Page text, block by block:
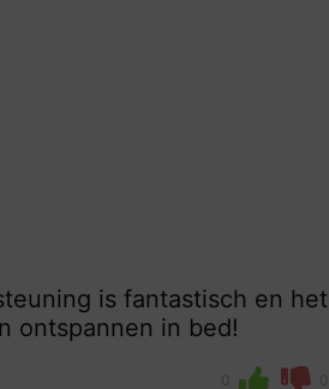
is fantastisch en het
ontspannen in bed!
0 0